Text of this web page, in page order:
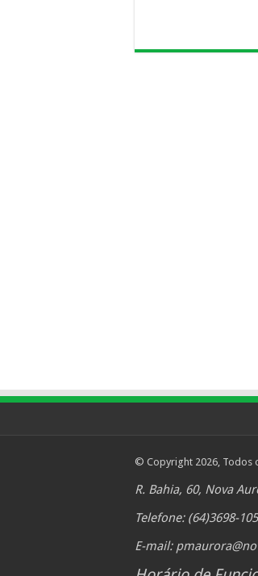
© Copyright 2026, Todos
R. Bahia, 60, Nova
Telefone: (64)3698-
E-mail: